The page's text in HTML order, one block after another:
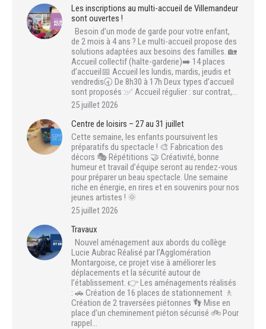
Les inscriptions au multi-accueil de Villemandeur
sont ouvertes !
Besoin d’un mode de garde pour votre enfant,
de 2 mois à 4 ans ? Le multi-accueil propose des
solutions adaptées aux besoins des familles. 🏡
Accueil collectif (halte-garderie)➡️ 14 places
d’accueil📅 Accueil les lundis, mardis, jeudis et
vendredis🕣 De 8h30 à 17h Deux types d’accueil
sont proposés :✅ Accueil régulier : sur contrat,…
25 juillet 2026
Centre de loisirs – 27 au 31 juillet
Cette semaine, les enfants poursuivent les
préparatifs du spectacle ! 🎨 Fabrication des
décors 🎭 Répétitions 🤝 Créativité, bonne
humeur et travail d’équipe seront au rendez-vous
pour préparer un beau spectacle. Une semaine
riche en énergie, en rires et en souvenirs pour nos
jeunes artistes ! 🌞
25 juillet 2026
Travaux
Nouvel aménagement aux abords du collège
Lucie Aubrac Réalisé par l’Agglomération
Montargoise, ce projet vise à améliorer les
déplacements et la sécurité autour de
l’établissement. 👉 Les aménagements réalisés
: 🚗 Création de 16 places de stationnement 🚶
Création de 2 traversées piétonnes 👣 Mise en
place d’un cheminement piéton sécurisé 🚲 Pour
rappel…